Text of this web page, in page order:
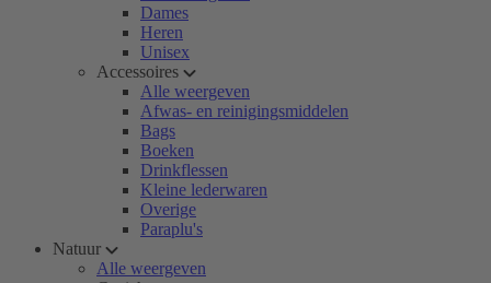
Dames
Heren
Unisex
Accessoires
Alle weergeven
Afwas- en reinigingsmiddelen
Bags
Boeken
Drinkflessen
Kleine lederwaren
Overige
Paraplu's
Natuur
Alle weergeven